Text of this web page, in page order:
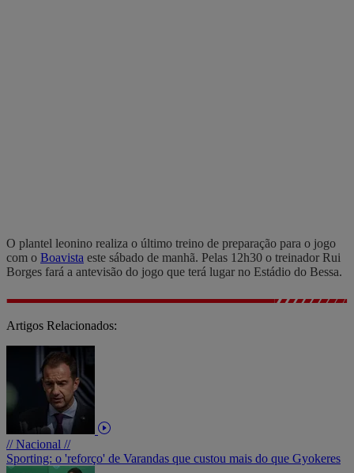
O plantel leonino realiza o último treino de preparação para o jogo
com o Boavista este sábado de manhã. Pelas 12h30 o treinador Rui
Borges fará a antevisão do jogo que terá lugar no Estádio do Bessa.
Artigos Relacionados:
// Nacional //
Sporting: o 'reforço' de Varandas que custou mais do que Gyokeres